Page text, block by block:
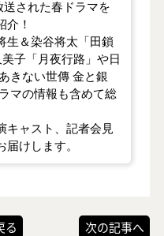
された春ドラマを
！
生＆染谷将太「田鎖
子「月夜行路」や日
きない世傳 金と銀
マの情報も含めて総
キャスト、記者会見
けします。
る 次の記事へ